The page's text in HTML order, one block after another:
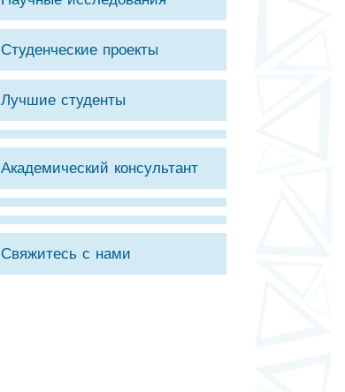
Студенческие проекты
Лучшие студенты
Академический консультант
Свяжитесь с нами